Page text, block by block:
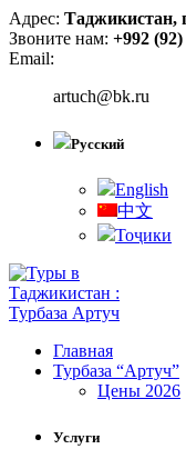
Адрес: Таджикистан,
Звоните нам: +992
Email:
artuch@bk.ru
Русский
English
中文
Тоҷики
Главная
Турбаза “Артуч”
Цены 2026
Услуги